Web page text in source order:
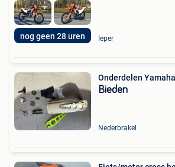
nog geen 28 uren Ieper
Onderdelen
Bieden
Nederbrakel